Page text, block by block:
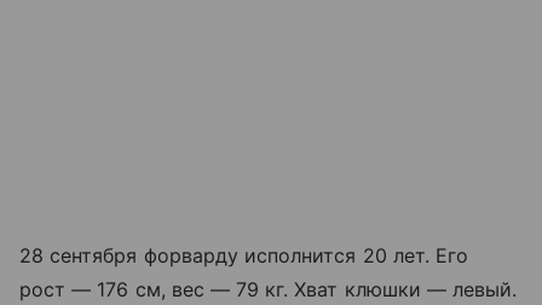
28 сентября форварду исполнится 20 лет. Его
рост — 176 см, вес — 79 кг. Хват клюшки — левый.